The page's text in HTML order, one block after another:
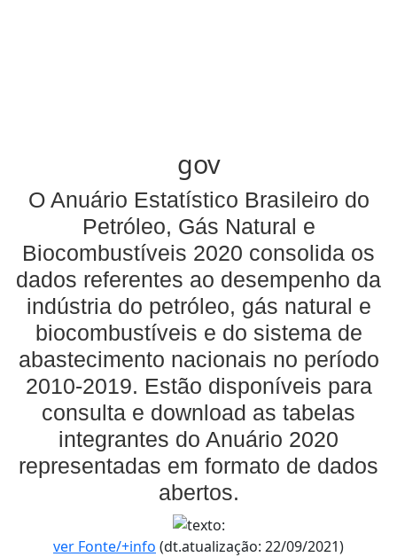
gov
O Anuário Estatístico Brasileiro do
Petróleo, Gás Natural e
Biocombustíveis 2020 consolida os
dados referentes ao desempenho da
indústria do petróleo, gás natural e
biocombustíveis e do sistema de
abastecimento nacionais no período
2010-2019. Estão disponíveis para
consulta e download as tabelas
integrantes do Anuário 2020
representadas em formato de dados
abertos.
ver Fonte/+info (dt.atualização: 22/09/2021)